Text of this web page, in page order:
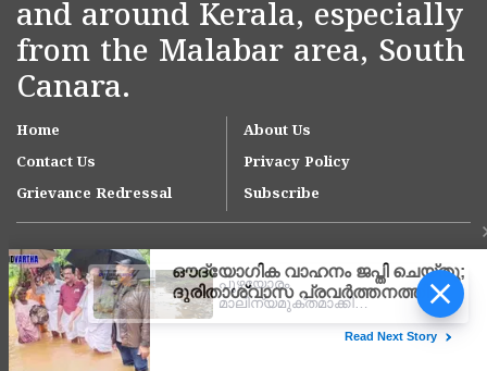
and around Kerala, especially
from the Malabar area, South
Canara.
Home
About Us
Contact Us
Privacy Policy
Grievance Redressal
Subscribe
Copyright © 2007-
പുഴയോരം
മാലിന്യമുക്തമാക്കി
തള്ളിയാൽ പണികിട്ടും